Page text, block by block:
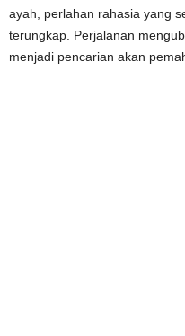
ayah, perlahan rahasia yang
terungkap. Perjalanan
menjadi pencarian akan